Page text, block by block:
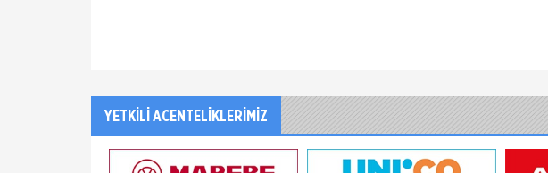
YETKİLİ ACENTELİKLERİMİZ